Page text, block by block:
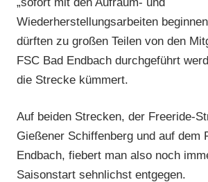
Wiederherstellungsarbeiten
dürften zu großen Teilen von den
FSC Bad Endbach durchgeführt
die Strecke kümmert.
Auf beiden Strecken, der Freeride-
Gießener Schiffenberg und auf dem
Endbach, fiebert man also noch
Saisonstart sehnlichst entgegen.